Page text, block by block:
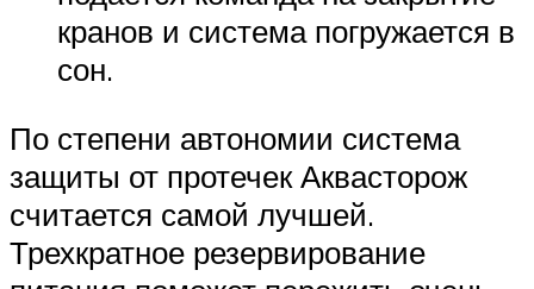
кранов и система погружается в
сон.
По степени автономии система
защиты от протечек Аквасторож
считается самой лучшей.
Трехкратное резервирование